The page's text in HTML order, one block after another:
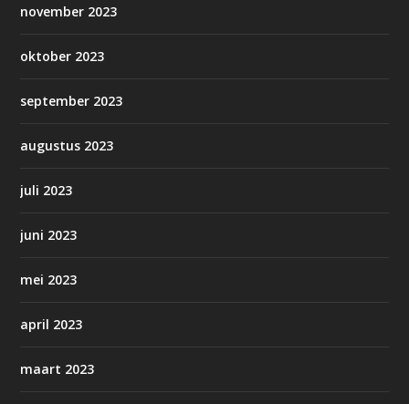
november 2023
oktober 2023
september 2023
augustus 2023
juli 2023
juni 2023
mei 2023
april 2023
maart 2023